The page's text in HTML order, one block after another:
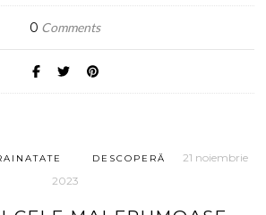
0 Comments
DESCOPERĂ
21 noiembrie
2023